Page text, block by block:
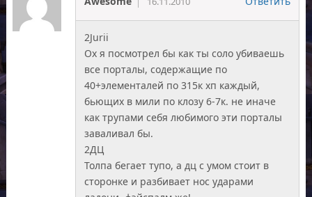
2Jurii
Ох я посмотрел бы как ты соло убиваешь
все порталы, содержащие по
40+элементалей по 315к хп каждый,
бьющих в мили по клозу 6-7к. не иначе
как трупами себя любимого эти порталы
заваливал бы.
2ДЦ
Толпа бегает тупо, а дц с умом стоит в
сторонке и разбивает нос ударами